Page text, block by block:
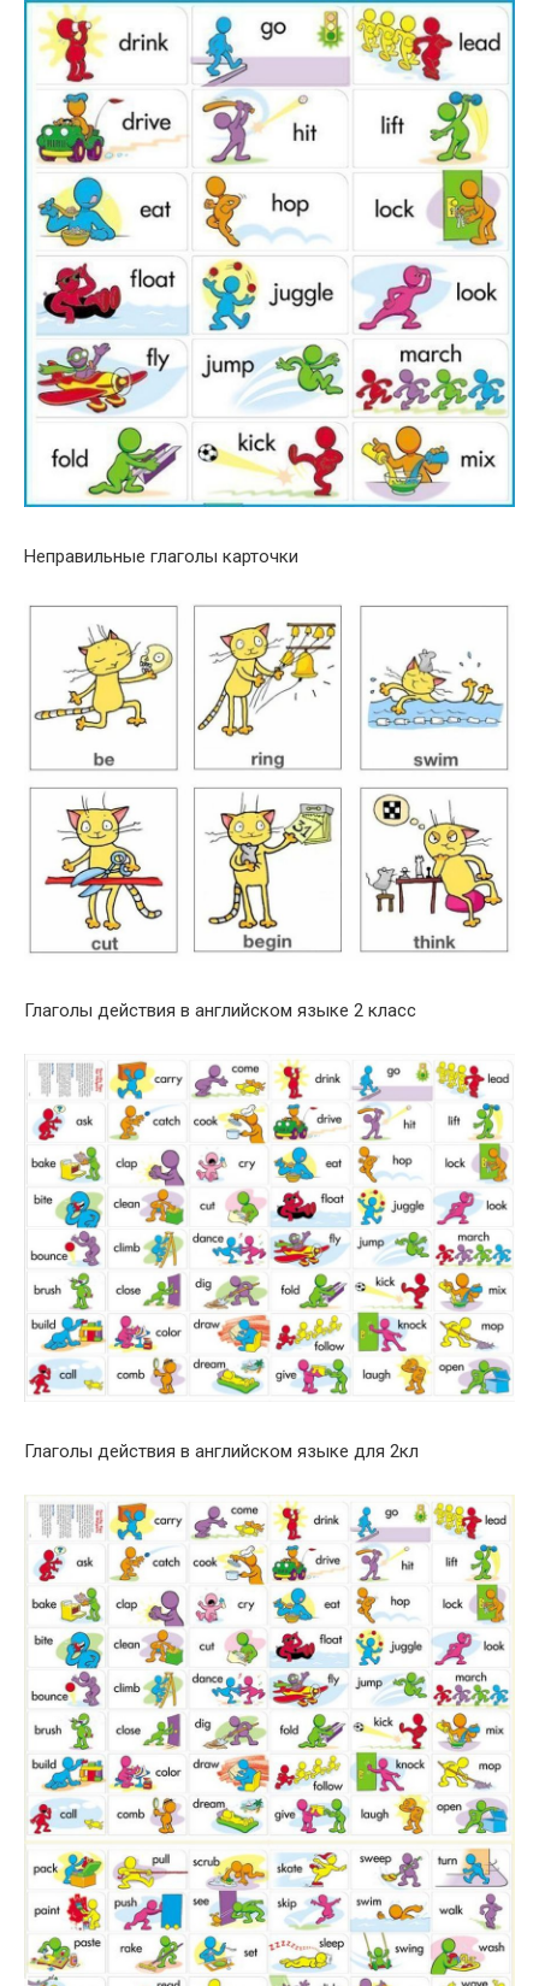
Неправильные глаголы карточки
Глаголы действия в английском языке 2 класс
Глаголы действия в английском языке для 2кл